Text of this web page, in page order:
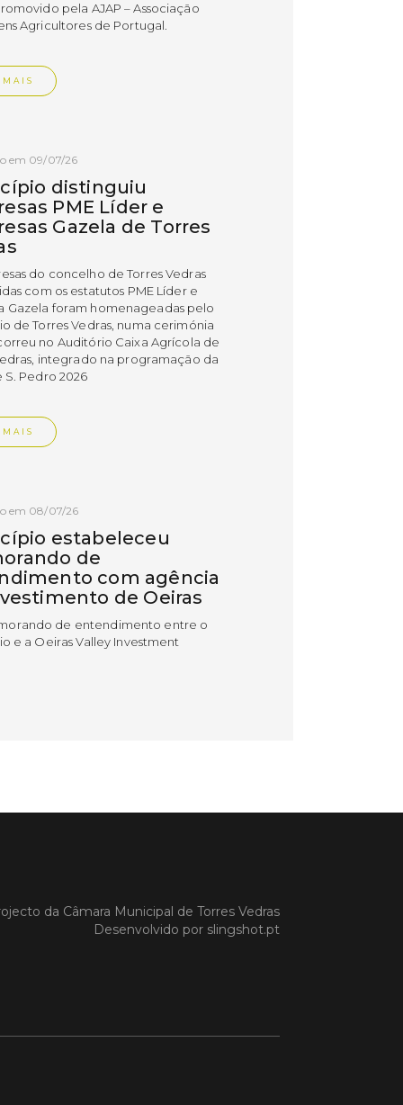
pela AJAP – Associação
Agricultores de Portugal.
MAIS
em 09/07/26
distinguiu
PME Líder e
Gazela de Torres
do concelho de Torres Vedras
com os estatutos PME Líder e
Gazela foram homenageadas pelo
de Torres Vedras, numa cerimónia
no Auditório Caixa Agrícola de
integrado na programação da
S. Pedro 2026
MAIS
em 08/07/26
estabeleceu
de
com agência
de Oeiras
de entendimento entre o
e a Oeiras Valley Investment
entre os dias 13 e 16 de abril,
empreendedores, tecido
da Câmara Municipal de Torres Vedras
Desenvolvido por slingshot.pt